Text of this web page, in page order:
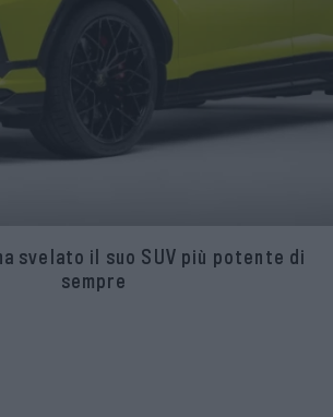
svelato il suo SUV più potente di
sempre